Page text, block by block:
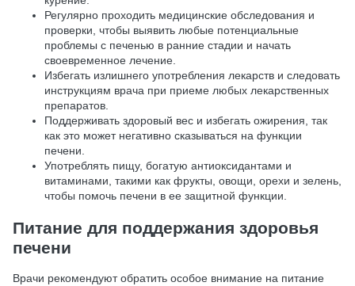
Регулярно проходить медицинские обследования и
проверки, чтобы выявить любые потенциальные
проблемы с печенью в ранние стадии и начать
своевременное лечение.
Избегать излишнего употребления лекарств и следовать
инструкциям врача при приеме любых лекарственных
препаратов.
Поддерживать здоровый вес и избегать ожирения, так
как это может негативно сказываться на функции
печени.
Употреблять пищу, богатую антиоксидантами и
витаминами, такими как фрукты, овощи, орехи и зелень,
чтобы помочь печени в ее защитной функции.
Питание для поддержания здоровья
печени
Врачи рекомендуют обратить особое внимание на питание